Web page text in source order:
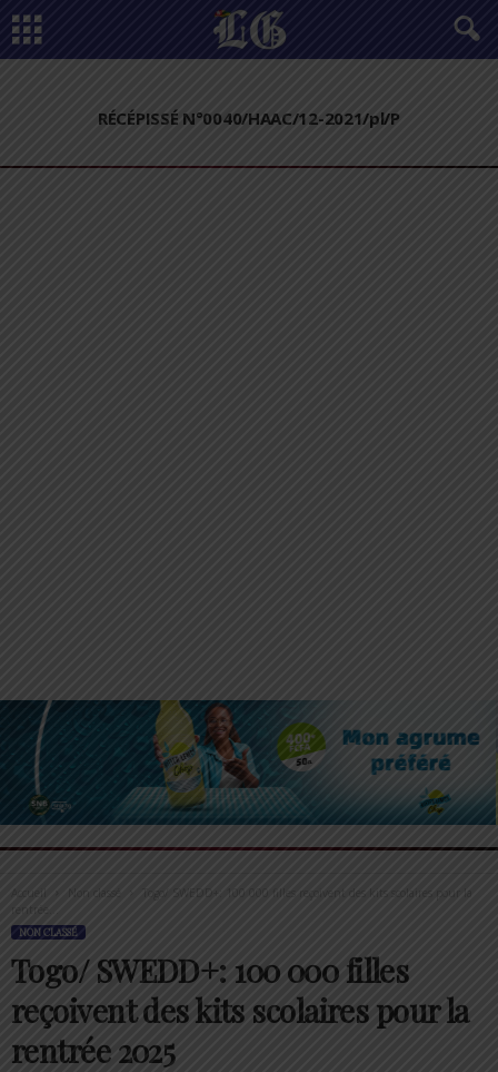
RÉCÉPISSÉ N°0040/HAAC/12-2021/pl/P
Accueil
Togo/ SWEDD+: 100 000 filles reçoivent des kits scolaires pour la
rentrée...
NON CLASSÉ
Togo/ SWEDD+: 100 000 filles
reçoivent des kits scolaires pour la
rentrée 2025